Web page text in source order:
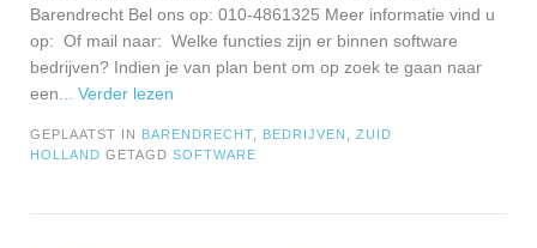
Barendrecht Bel ons op: 010-4861325 Meer informatie vind u
op: Of mail naar: Welke functies zijn er binnen software
bedrijven? Indien je van plan bent om op zoek te gaan naar
een... Verder lezen
GEPLAATST IN BARENDRECHT BEDRIJVEN
ZUID
HOLLAND GETAGD SOFTWARE